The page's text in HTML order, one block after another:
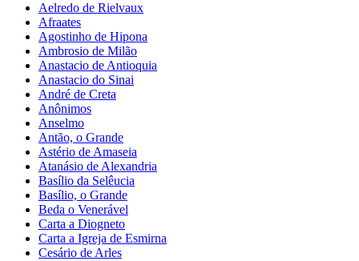
Aelredo de Rielvaux
Afraates
Agostinho de Hipona
Ambrosio de Milão
Anastacio de Antioquia
Anastacio do Sinai
André de Creta
Anônimos
Anselmo
Antão, o Grande
Astério de Amaseia
Atanásio de Alexandria
Basílio da Selêucia
Basílio, o Grande
Beda o Venerável
Carta a Diogneto
Carta a Igreja de Esmirna
Cesário de Arles